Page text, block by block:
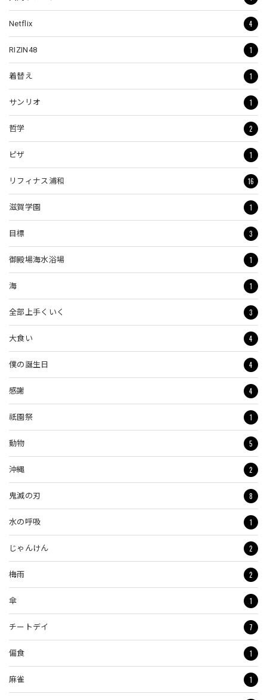
Netflix 4
RIZIN48 1
着替え 1
サンリオ 1
哲学 2
ピザ 1
リフィナス浦和 16
滋賀学園 1
目標 3
御殿場海水浴場 1
海 1
全部上手くいく 3
大食い 4
僕の誕生日 4
感謝 4
祇園祭 1
動物 5
沖縄 2
鬼滅の刃 8
水の呼吸 1
じゃんけん 2
梅雨 2
傘 1
チートデイ 7
偏食 1
麻雀 1